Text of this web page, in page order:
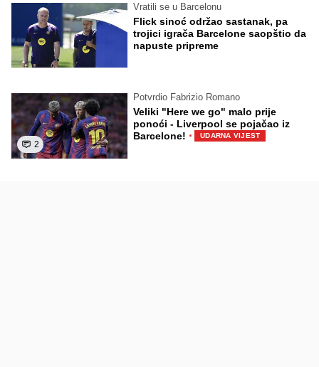
Vratili se u Barcelonu
Flick sinoć održao sastanak, pa
trojici igrača Barcelone saopštio da
napuste pripreme
2
Potvrdio Fabrizio Romano
Veliki "Here we go" malo prije
ponoći - Liverpool se pojačao iz
Barcelone! · UDARNA VIJEST